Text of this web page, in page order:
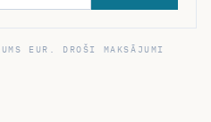
EUR. DROŠI MAKSĀJUMI